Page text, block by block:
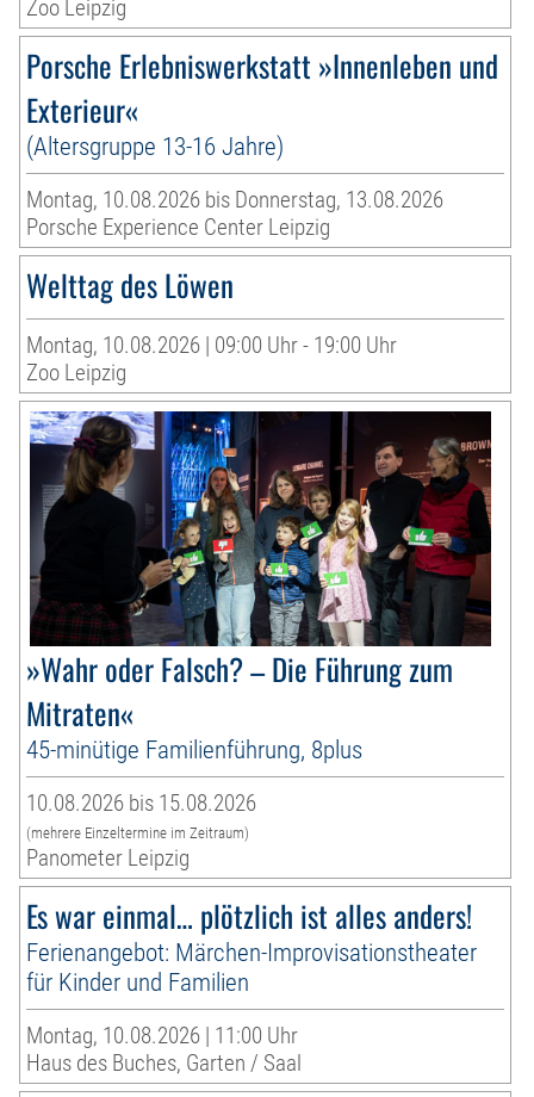
Zoo Leipzig
Porsche Erlebniswerkstatt »Innenleben und
Exterieur«
(Altersgruppe 13-16 Jahre)
Montag, 10.08.2026 bis Donnerstag, 13.08.2026
Porsche Experience Center Leipzig
Welttag des Löwen
Montag, 10.08.2026 | 09:00 Uhr - 19:00 Uhr
Zoo Leipzig
»Wahr oder Falsch? – Die Führung zum
Mitraten«
45-minütige Familienführung, 8plus
10.08.2026 bis 15.08.2026
(mehrere Einzeltermine im Zeitraum)
Panometer Leipzig
Es war einmal… plötzlich ist alles anders!
Ferienangebot: Märchen-Improvisationstheater
für Kinder und Familien
Montag, 10.08.2026 | 11:00 Uhr
Haus des Buches, Garten / Saal